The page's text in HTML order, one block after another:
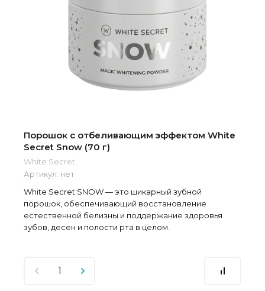
Порошок с отбеливающим эффектом White
Secret Snow (70 г)
White Secret
Артикул: нет
White Secret SNOW — это шикарный зубной
порошок, обеспечивающий восстановление
естественной белизны и поддержание здоровья
зубов, десен и полости рта в целом.